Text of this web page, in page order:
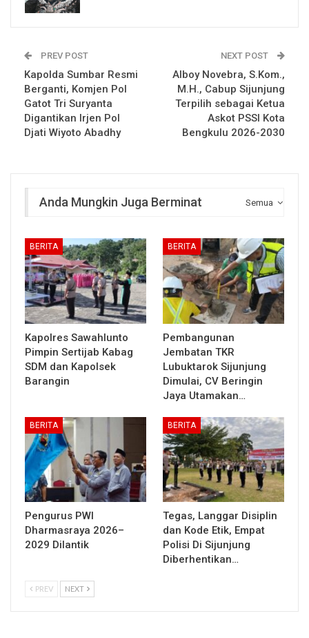
PREV POST
Kapolda Sumbar Resmi
Berganti, Komjen Pol
Gatot Tri Suryanta
Digantikan Irjen Pol
Djati Wiyoto Abadhy
NEXT POST
Alboy Novebra, S.Kom.,
M.H., Cabup Sijunjung
Terpilih sebagai Ketua
Askot PSSI Kota
Bengkulu 2026-2030
Semua
Anda Mungkin Juga Berminat
BERITA
Kapolres Sawahlunto
Pimpin Sertijab Kabag
SDM dan Kapolsek
Barangin
BERITA
Pembangunan
Jembatan TKR
Lubuktarok Sijunjung
Dimulai, CV Beringin
Jaya Utamakan…
BERITA
Pengurus PWI
Dharmasraya 2026–
2029 Dilantik
BERITA
Tegas, Langgar Disiplin
dan Kode Etik, Empat
Polisi Di Sijunjung
Diberhentikan…
PREV NEXT